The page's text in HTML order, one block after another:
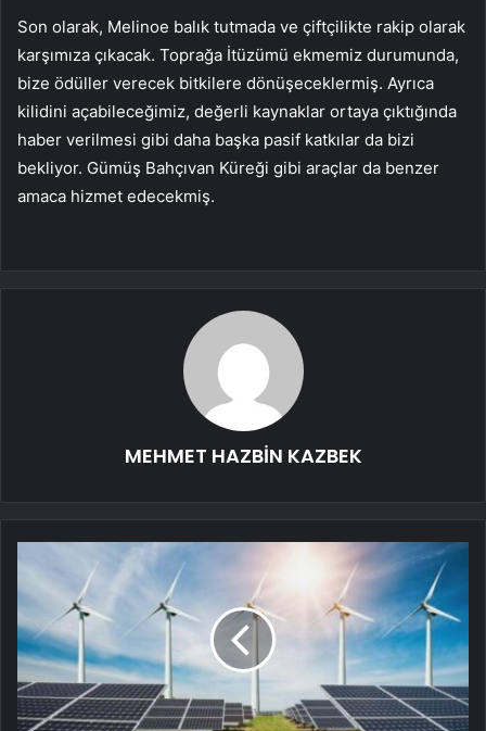
Son olarak, Melinoe balık tutmada ve çiftçilikte rakip olarak
karşımıza çıkacak. Toprağa İtüzümü ekmemiz durumunda,
bize ödüller verecek bitkilere dönüşeceklermiş. Ayrıca
kilidini açabileceğimiz, değerli kaynaklar ortaya çıktığında
haber verilmesi gibi daha başka pasif katkılar da bizi
bekliyor. Gümüş Bahçıvan Küreği gibi araçlar da benzer
amaca hizmet edecekmiş.
MEHMET HAZBİN KAZBEK